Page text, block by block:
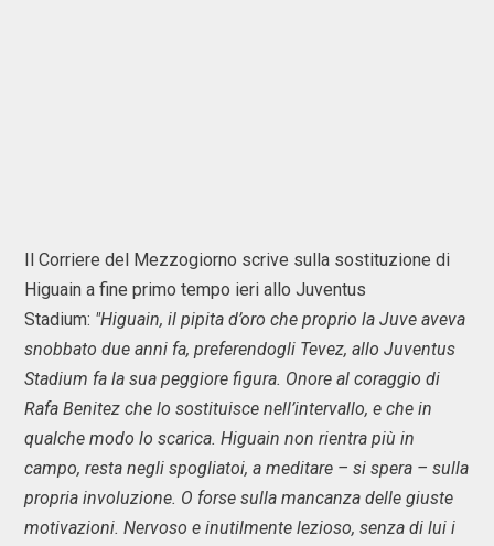
Il Corriere del Mezzogiorno scrive sulla sostituzione di
Higuain a fine primo tempo ieri allo Juventus
Stadium: "Higuain, il pipita d’oro che proprio la Juve aveva
snobbato due anni fa, preferendogli Tevez, allo Juventus
Stadium fa la sua peggiore figura. Onore al coraggio di
Rafa Benitez che lo sostituisce nell’intervallo, e che in
qualche modo lo scarica. Higuain non rientra più in
campo, resta negli spogliatoi, a meditare – si spera – sulla
propria involuzione. O forse sulla mancanza delle giuste
motivazioni. Nervoso e inutilmente lezioso, senza di lui i